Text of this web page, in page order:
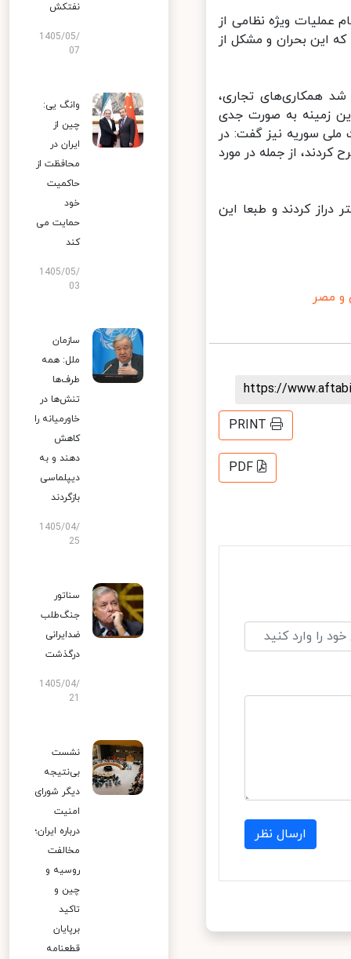
ویژه نظامی از
این بحران و مشکل از
شد همکاری‌های تجاری،
زمینه به صورت جدی
سوریه نیز گفت: در
از جمله در مورد
کردند و طبعا این
مصر
https://
PRINT
PDF
ارسال نظر
نفتکش
1405/05/
07
وانگ یی:
چین از
ایران در
محافظت از
حاکمیت
خود
حمایت می
کند
1405/05/
03
سازمان
ملل: همه
طرف‌ها
تنش‌ها در
خاورمیانه را
کاهش
دهند و به
دیپلماسی
بازگردند
1405/04/
25
سناتور
جنگ‌طلب
ضدایرانی
درگذشت
1405/04/
نشست
بی‌نتیجه
دیگر شورای
امنیت
درباره ایران؛
مخالفت
روسیه و
چین و
تاکید
برپایان
قطعنامه